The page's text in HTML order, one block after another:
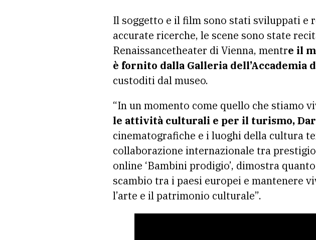
Il soggetto e il film sono stati sviluppati e
accurate ricerche, le scene sono state
Renaissancetheater di Vienna, mentre il
è fornito dalla Galleria dell’Accademia
custoditi dal museo.
“In un momento come quello che stiamo
le attività culturali e per il turismo,
cinematografiche e i luoghi della cultura
collaborazione internazionale tra
online ‘Bambini prodigio’, dimostra
scambio tra i paesi europei e mantenere
l’arte e il patrimonio culturale”.